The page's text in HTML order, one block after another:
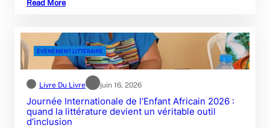
Read More
ÉVÈNEMENT LITTÉRAIRE
Livre Du Livre juin 16, 2026
Journée Internationale de l’Enfant Africain 2026 :
quand la littérature devient un véritable outil
d’inclusion